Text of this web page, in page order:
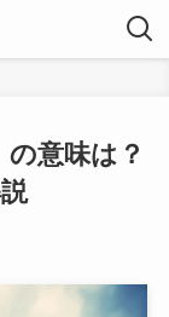
意味は？